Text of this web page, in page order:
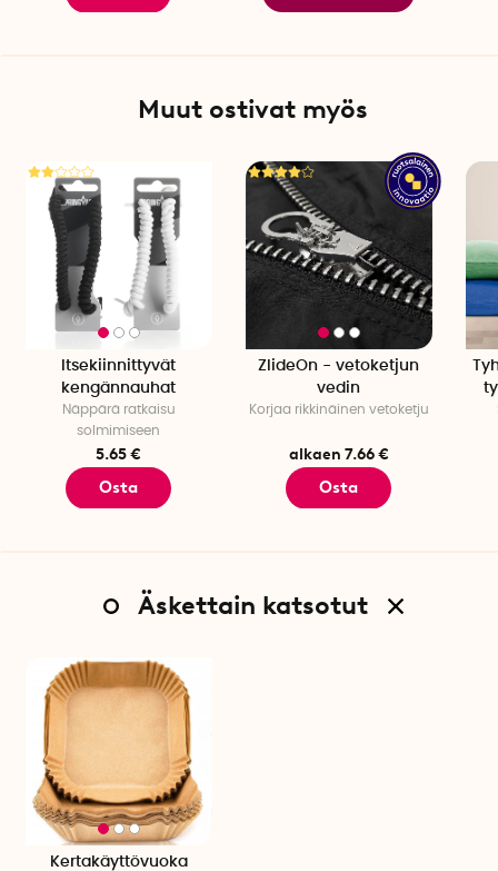
Muut ostivat myös
Itsekiinnittyvät
kengännauhat
Näppärä ratkaisu
solmimiseen
5.65 €
Osta
ZlideOn - vetoketjun
vedin
Korjaa rikkinäinen vetoketju
alkaen 7.66 €
Osta
Äskettain katsotut
Kertakäyttövuoka